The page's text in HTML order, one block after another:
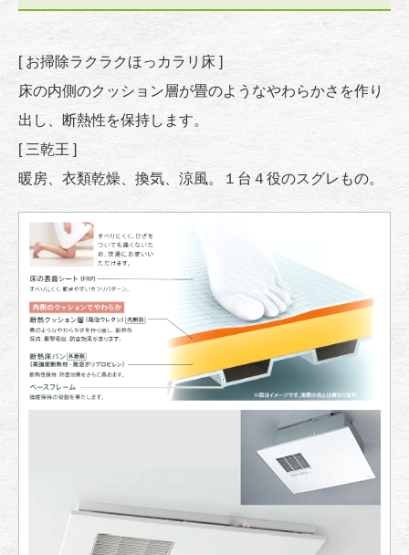
[ お掃除ラクラクほっカラリ床 ]
床の内側のクッション層が畳のようなやわらかさを作り
出し、断熱性を保持します。
[ 三乾王 ]
暖房、衣類乾燥、換気、涼風。１台４役のスグレもの。